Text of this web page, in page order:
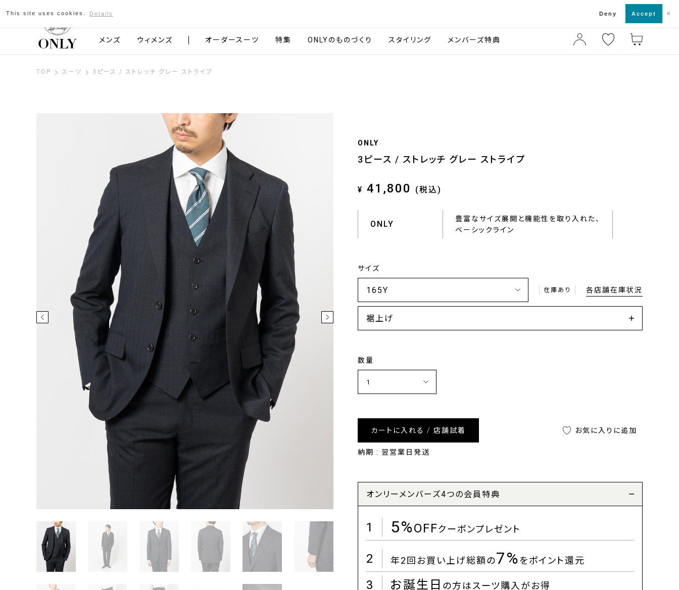
京都発のスーツブランド ONLY
メンズ ウィメンズ オーダースーツ 特集 ONLYのものづくり スタイリング メンバーズ特典
TOP スーツ 3ピース / ストレッチ グレー ストライプ
ONLY
3ピース / ストレッチ グレー ストライプ
¥ 41,800 (税込)
ONLY
豊富なサイズ展開と機能性を取り入れた、
ベーシックライン
サイズ
在庫あり 各店舗在庫状況
裾上げ
数量
カートに入れる / 店舗試着
納期 : 翌営業日発送
お気に入りに追加
オンリーメンバーズ4つの会員特典
1 5%OFFクーポンプレゼント
2 年2回お買い上げ総額の7%をポイント還元
3 お誕生日 の方はスーツ購入がお得
This site uses cookies. Details Deny Accept ×